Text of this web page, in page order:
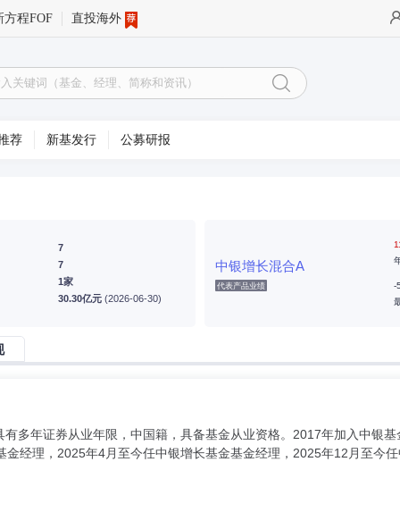
方程FOF 直投海外
荐 新基发行 公募研报
7
7
1家
30.30亿元 (2026-06-30)
中银增长混合A
代表产品业绩
-
有多年证券从业年限，中国籍，具备基金从业资格。2017年加入中银
金经理，2025年4月至今任中银增长基金基金经理，2025年12月至今